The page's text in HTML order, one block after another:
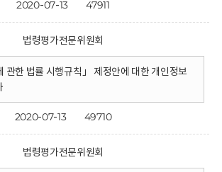
2020-07-13 47911
법령평가전문위원회
관한 법률 시행규칙」 제정안에 대한 개인정보
2020-07-13 49710
법령평가전문위원회